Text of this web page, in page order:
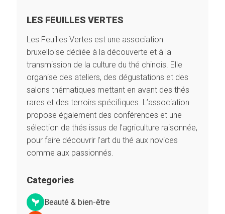
LES FEUILLES VERTES
Les Feuilles Vertes est une association
bruxelloise dédiée à la découverte et à la
transmission de la culture du thé chinois. Elle
organise des ateliers, des dégustations et des
salons thématiques mettant en avant des thés
rares et des terroirs spécifiques. L’association
propose également des conférences et une
sélection de thés issus de l’agriculture raisonnée,
pour faire découvrir l’art du thé aux novices
comme aux passionnés.
Categories
Beauté & bien-être